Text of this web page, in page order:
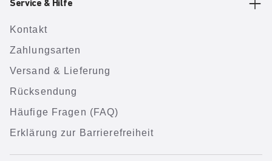
Service & Hilfe
Kontakt
Zahlungsarten
Versand & Lieferung
Rücksendung
Häufige Fragen (FAQ)
Erklärung zur Barrierefreiheit